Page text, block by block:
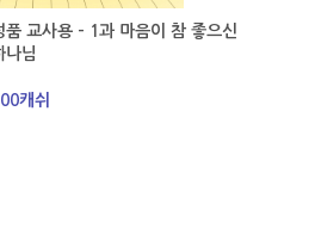
품 교사용 - 1과 마음이 참 좋으신
나님
캐쉬